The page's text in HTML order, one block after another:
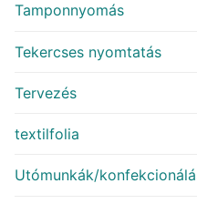
Tamponnyomás
Tekercses nyomtatás
Tervezés
textilfolia
Utómunkák/